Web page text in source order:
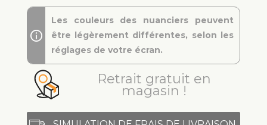
Les couleurs des nuanciers peuvent
être légèrement différentes, selon les
réglages de votre écran.
Retrait gratuit en
magasin !